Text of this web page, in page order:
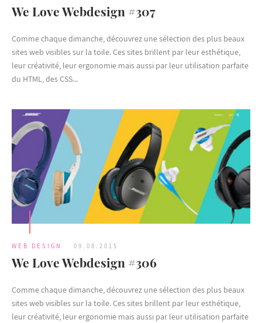
We Love Webdesign #307
Comme chaque dimanche, découvrez une sélection des plus beaux
sites web visibles sur la toile. Ces sites brillent par leur esthétique,
leur créativité, leur ergonomie mais aussi par leur utilisation parfaite
du HTML, des CSS...
WEB DESIGN 09.08.2015
We Love Webdesign #306
Comme chaque dimanche, découvrez une sélection des plus beaux
sites web visibles sur la toile. Ces sites brillent par leur esthétique,
leur créativité, leur ergonomie mais aussi par leur utilisation parfaite